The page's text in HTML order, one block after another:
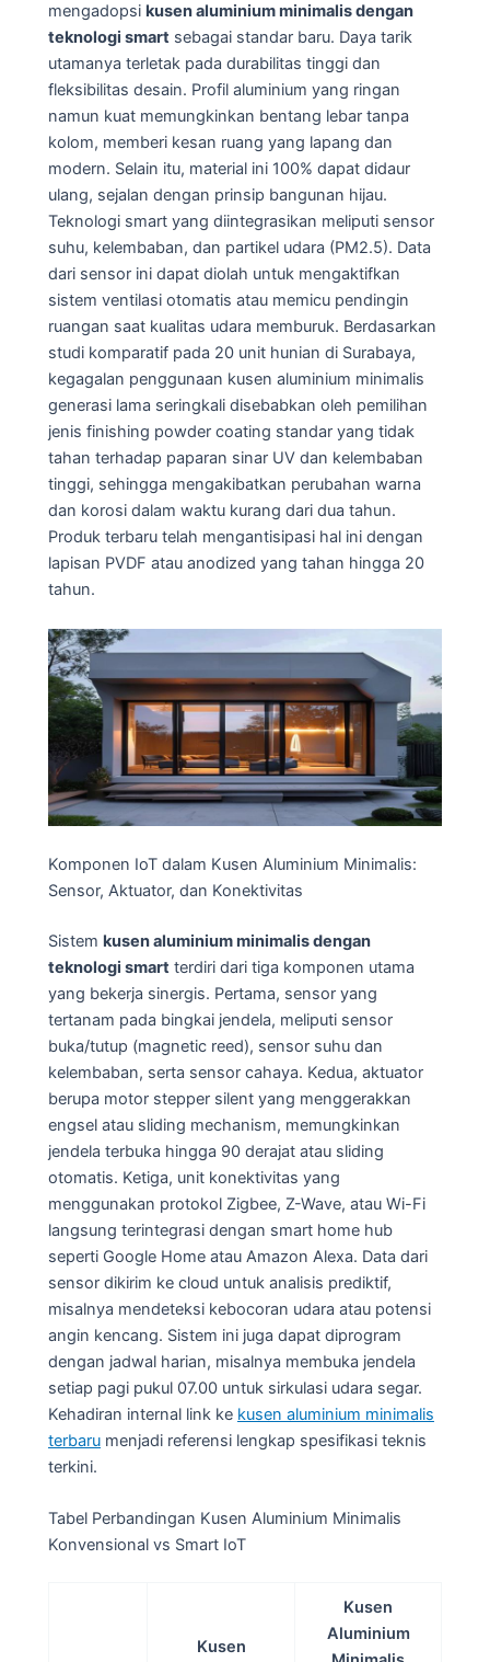
mengadopsi kusen aluminium minimalis dengan
teknologi smart sebagai standar baru. Daya tarik
utamanya terletak pada durabilitas tinggi dan
fleksibilitas desain. Profil aluminium yang ringan
namun kuat memungkinkan bentang lebar tanpa
kolom, memberi kesan ruang yang lapang dan
modern. Selain itu, material ini 100% dapat didaur
ulang, sejalan dengan prinsip bangunan hijau.
Teknologi smart yang diintegrasikan meliputi sensor
suhu, kelembaban, dan partikel udara (PM2.5). Data
dari sensor ini dapat diolah untuk mengaktifkan
sistem ventilasi otomatis atau memicu pendingin
ruangan saat kualitas udara memburuk. Berdasarkan
studi komparatif pada 20 unit hunian di Surabaya,
kegagalan penggunaan kusen aluminium minimalis
generasi lama seringkali disebabkan oleh pemilihan
jenis finishing powder coating standar yang tidak
tahan terhadap paparan sinar UV dan kelembaban
tinggi, sehingga mengakibatkan perubahan warna
dan korosi dalam waktu kurang dari dua tahun.
Produk terbaru telah mengantisipasi hal ini dengan
lapisan PVDF atau anodized yang tahan hingga 20
tahun.
Komponen IoT dalam Kusen Aluminium Minimalis:
Sensor, Aktuator, dan Konektivitas
Sistem kusen aluminium minimalis dengan
teknologi smart terdiri dari tiga komponen utama
yang bekerja sinergis. Pertama, sensor yang
tertanam pada bingkai jendela, meliputi sensor
buka/tutup (magnetic reed), sensor suhu dan
kelembaban, serta sensor cahaya. Kedua, aktuator
berupa motor stepper silent yang menggerakkan
engsel atau sliding mechanism, memungkinkan
jendela terbuka hingga 90 derajat atau sliding
otomatis. Ketiga, unit konektivitas yang
menggunakan protokol Zigbee, Z-Wave, atau Wi-Fi
langsung terintegrasi dengan smart home hub
seperti Google Home atau Amazon Alexa. Data dari
sensor dikirim ke cloud untuk analisis prediktif,
misalnya mendeteksi kebocoran udara atau potensi
angin kencang. Sistem ini juga dapat diprogram
dengan jadwal harian, misalnya membuka jendela
setiap pagi pukul 07.00 untuk sirkulasi udara segar.
Kehadiran internal link ke kusen aluminium minimalis
terbaru menjadi referensi lengkap spesifikasi teknis
terkini.
Tabel Perbandingan Kusen Aluminium Minimalis
Konvensional vs Smart IoT
Kusen
Kusen
Aluminium